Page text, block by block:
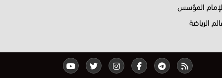
المؤسس
الرياضة